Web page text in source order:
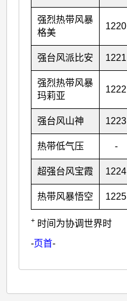
强烈热带风暴
格美
1220
强台风派比安 1221
强烈热带风暴
玛莉亚
1222
强台风山神 1223
热带低气压 -
超强台风宝霞 1224
热带风暴悟空 1225
+ 时间为协调世界时
-页首-